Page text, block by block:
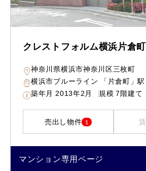
クレストフォルム横浜片倉町
神奈川県横浜市神奈川区三枚町
横浜市ブルーライン 「片倉町」
築年月 2013年2月 規模 7階建て
売出し物件 1
マンション専用ページ